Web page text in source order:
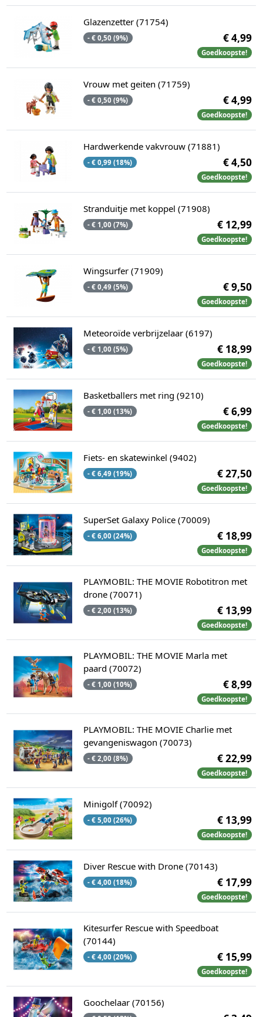
Glazenzetter (71754)
- € 0,50 (9%) € 4,99
Goedkoopste!
Vrouw met geiten (71759)
- € 0,50 (9%) € 4,99
Goedkoopste!
Hardwerkende vakvrouw (71881)
- € 0,99 (18%) € 4,50
Goedkoopste!
Stranduitje met koppel (71908)
- € 1,00 (7%) € 12,99
Goedkoopste!
Wingsurfer (71909)
- € 0,49 (5%) € 9,50
Goedkoopste!
Meteoroïde verbrijzelaar (6197)
- € 1,00 (5%) € 18,99
Goedkoopste!
Basketballers met ring (9210)
- € 1,00 (13%) € 6,99
Goedkoopste!
Fiets- en skatewinkel (9402)
- € 6,49 (19%) € 27,50
Goedkoopste!
SuperSet Galaxy Police (70009)
- € 6,00 (24%) € 18,99
Goedkoopste!
PLAYMOBIL: THE MOVIE Robotitron met
drone (70071)
- € 2,00 (13%) € 13,99
Goedkoopste!
PLAYMOBIL: THE MOVIE Marla met
paard (70072)
- € 1,00 (10%) € 8,99
Goedkoopste!
PLAYMOBIL: THE MOVIE Charlie met
gevangeniswagon (70073)
- € 2,00 (8%) € 22,99
Goedkoopste!
Minigolf (70092)
- € 5,00 (26%) € 13,99
Goedkoopste!
Diver Rescue with Drone (70143)
- € 4,00 (18%) € 17,99
Goedkoopste!
Kitesurfer Rescue with Speedboat
(70144)
- € 4,00 (20%) € 15,99
Goedkoopste!
Goochelaar (70156)